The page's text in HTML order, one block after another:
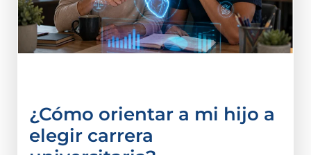
¿Cómo orientar a mi hijo a
elegir carrera